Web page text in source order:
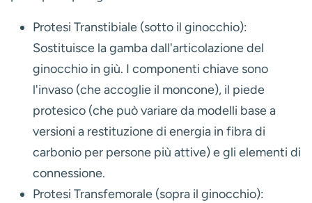
Protesi Transtibiale (sotto il ginocchio):
Sostituisce la gamba dall'articolazione del
ginocchio in giù. I componenti chiave sono
l'invaso (che accoglie il moncone), il piede
protesico (che può variare da modelli base a
versioni a restituzione di energia in fibra di
carbonio per persone più attive) e gli elementi di
connessione.
Protesi Transfemorale (sopra il ginocchio):